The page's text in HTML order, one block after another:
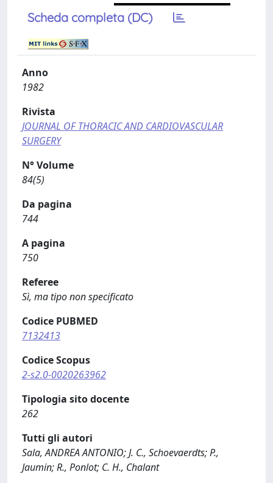
Scheda completa (DC)
Anno
1982
Rivista
JOURNAL OF THORACIC AND CARDIOVASCULAR
SURGERY
N° Volume
84(5)
Da pagina
744
A pagina
750
Referee
Sì, ma tipo non specificato
Codice PUBMED
7132413
Codice Scopus
2-s2.0-0020263962
Tipologia sito docente
262
Tutti gli autori
Sala, ANDREA ANTONIO; J. C., Schoevaerdts; P.,
Jaumin; R., Ponlot; C. H., Chalant